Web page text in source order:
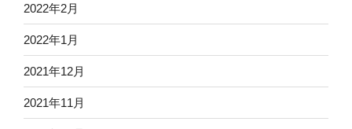
2022年2月
2022年1月
2021年12月
2021年11月